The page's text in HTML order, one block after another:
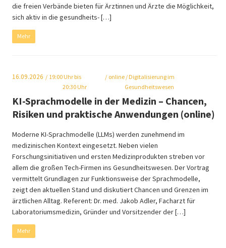
die freien Verbände bieten für Ärztinnen und Ärzte die Möglichkeit,
sich aktiv in die gesundheits- […]
Mehr
16.09.2026 19:00 Uhr bis
20:30 Uhr
online / Digitalisierung im
Gesundheitswesen
KI-Sprachmodelle in der Medizin – Chancen,
Risiken und praktische Anwendungen (online)
Moderne KI-Sprachmodelle (LLMs) werden zunehmend im
medizinischen Kontext eingesetzt. Neben vielen
Forschungsinitiativen und ersten Medizinprodukten streben vor
allem die großen Tech-Firmen ins Gesundheitswesen. Der Vortrag
vermittelt Grundlagen zur Funktionsweise der Sprachmodelle,
zeigt den aktuellen Stand und diskutiert Chancen und Grenzen im
ärztlichen Alltag. Referent: Dr. med. Jakob Adler, Facharzt für
Laboratoriumsmedizin, Gründer und Vorsitzender der […]
Mehr